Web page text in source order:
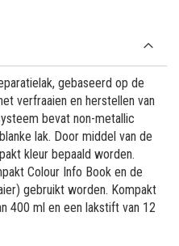
gebaseerd op de
verfraaien en herstellen van
bevat non-metallic
lak. Door middel van de
kleur bepaald worden.
Colour Info Book en de
gebruikt worden. Kompakt
400 ml en een lakstift van 12